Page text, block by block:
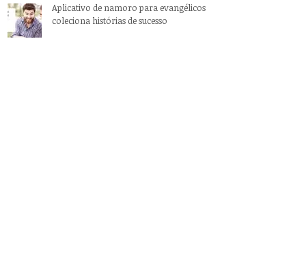
Aplicativo de namoro para evangélicos
coleciona histórias de sucesso